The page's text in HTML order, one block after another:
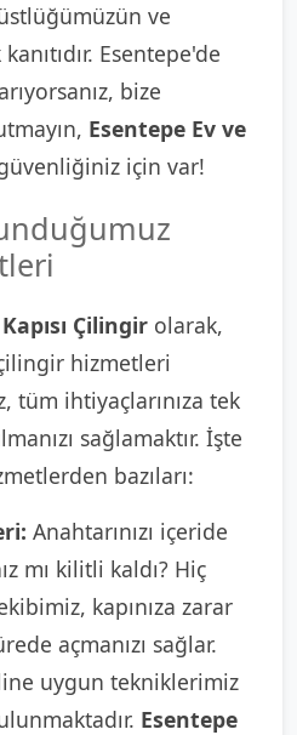
ve
Esentepe'de
bize
Esentepe Ev ve
için var!
Çilingir olarak,
hizmetleri
tüm ihtiyaçlarınıza tek
sağlamaktır. İşte
bazıları:
Anahtarınızı içeride
mı kilitli kaldı? Hiç
kapınıza zarar
açmanızı sağlar.
uygun tekniklerimiz
Esentepe